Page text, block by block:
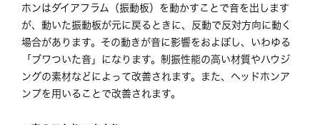
ホンはダイアフラム（振動板）を動かすことで音を出します
が、動いた振動板が元に戻るときに、反動で反対方向に動く
場合があります。その動きが音に影響をおよぼし、いわゆる
「ブワついた音」になります。制振性能の高い材質やハウジ
ングの素材などによって改善されます。また、ヘッドホンア
ンプを用いることで改善されます。